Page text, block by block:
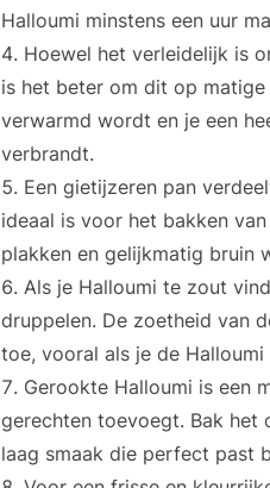
Halloumi minstens een uur
Hoewel het verleidelijk is
is het beter om dit op
verwarmd wordt en je een
verbrandt.
Een gietijzeren pan
ideaal is voor het bakken
plakken en gelijkmatig bruin
Als je Halloumi te zout
druppelen. De zoetheid van
toe, vooral als je de
Gerookte Halloumi is een
gerechten toevoegt. Bak het
laag smaak die perfect past